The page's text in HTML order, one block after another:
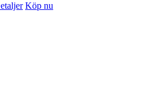
Köp nu